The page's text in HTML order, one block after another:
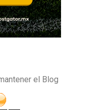
el Blog